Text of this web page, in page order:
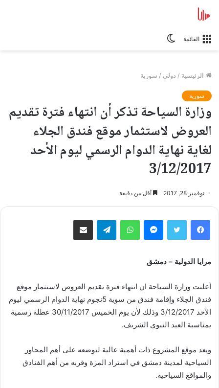
القائمة
الرئيسية / دولي / سورية
سورية
وزارة السياحة تذكر أن انتهاء فترة تقديم
العروض لاستثمار موقع فندق الجلاء
لغاية نهاية الدوام الرسمي ليوم الأحد
3/12/2017
نوفمبر 28, 2017 أقل من دقيقة
فيسبوك تويتر ماسنجر واتساب تيلقرام مشاركة عبر البريد
مرايا الدولية – دمشق
أعلنت وزارة السياحة ان انتهاء فترة تقديم العروض لاستثمار موقع
فندق الجلاء وإقامة فندق من سوية 5نجوم نهاية الدوام الرسمي ليوم
الأحد 3/12/2017 وذلك لأن يوم الخميس 30/11/2017 عطلة رسمية
بمناسبة العيد النبوي الشريف.
ويعد موقع المشروع ذات أهمية عالية لتوضعه على أهم المحاور
السياحية لمدينة دمشق في استراد المزة وقربه من أهم الفنادق
والمواقع السياحية.